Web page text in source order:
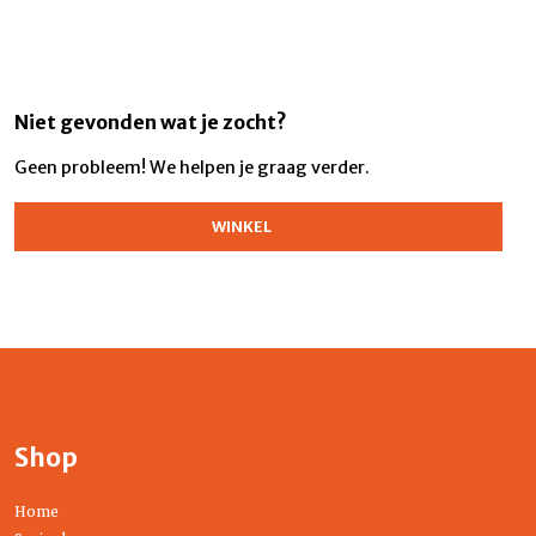
Niet gevonden wat je zocht?
Geen probleem! We helpen je graag verder.
WINKEL
Shop
Home